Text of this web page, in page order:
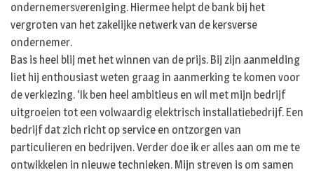
ondernemersvereniging. Hiermee helpt de bank bij het
vergroten van het zakelijke netwerk van de kersverse
ondernemer.
Bas is heel blij met het winnen van de prijs. Bij zijn aanmelding
liet hij enthousiast weten graag in aanmerking te komen voor
de verkiezing. ‘Ik ben heel ambitieus en wil met mijn bedrijf
uitgroeien tot een volwaardig elektrisch installatiebedrijf. Een
bedrijf dat zich richt op service en ontzorgen van
particulieren en bedrijven. Verder doe ik er alles aan om me te
ontwikkelen in nieuwe technieken. Mijn streven is om samen